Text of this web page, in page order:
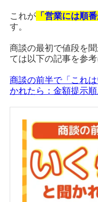
これが 「営業には順
す。
商談の最初で値段を
ては以下の記事を参
商談の前半で「これ
かれたら：金額提示